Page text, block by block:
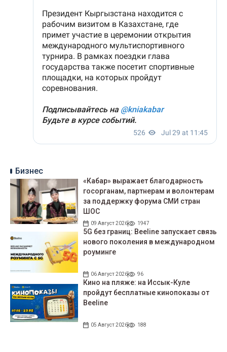
Бизнес
«Кабар» выражает благодарность
госорганам, партнерам и волонтерам
за поддержку форума СМИ стран
ШОС
09 Август 2026 1947
5G без границ: Beeline запускает связь
нового поколения в международном
роуминге
06 Август 2026 96
Кино на пляже: на Иссык-Куле
пройдут беcплатные кинопоказы от
Beeline
05 Август 2026 188